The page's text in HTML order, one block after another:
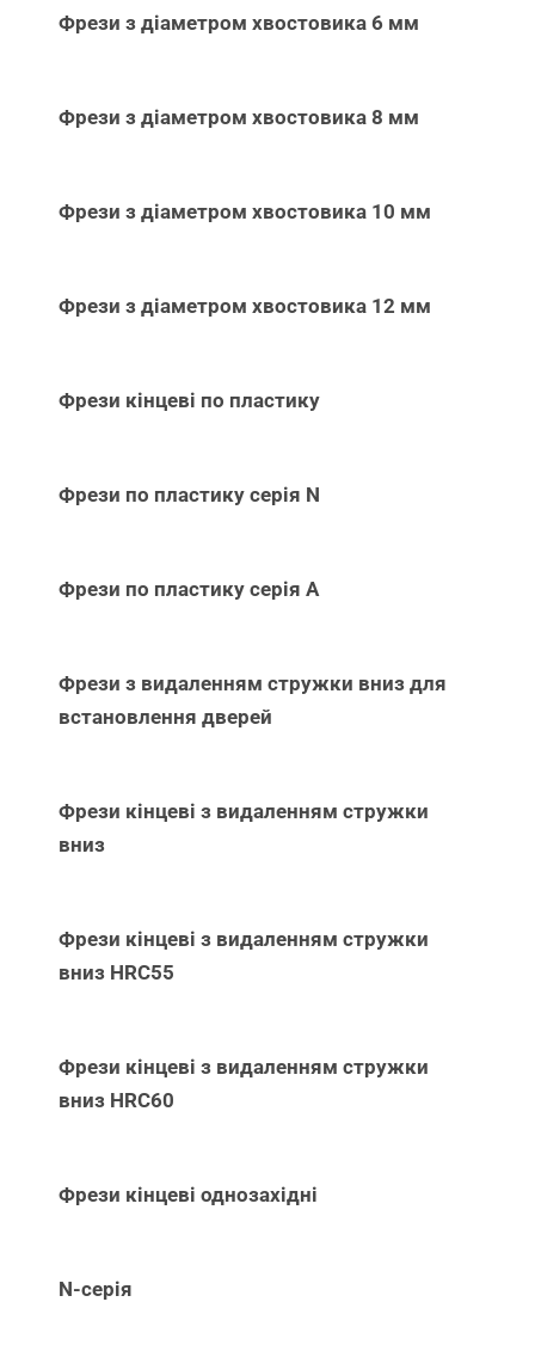
Фрези з діаметром хвостовика 6 мм
Фрези з діаметром хвостовика 8 мм
Фрези з діаметром хвостовика 10 мм
Фрези з діаметром хвостовика 12 мм
Фрези кінцеві по пластику
Фрези по пластику серія N
Фрези по пластику серія А
Фрези з видаленням стружки вниз для
встановлення дверей
Фрези кінцеві з видаленням стружки
вниз
Фрези кінцеві з видаленням стружки
вниз НRC55
Фрези кінцеві з видаленням стружки
вниз НRC60
Фрези кінцеві однозахідні
N-серія